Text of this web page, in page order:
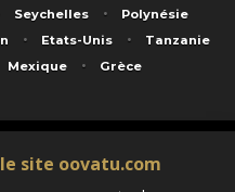
Seychelles
Polynésie
Etats-Unis
Tanzanie
Mexique Grèce
Picquart 75017 Paris - S.A.S
B 423 671 973 - Code APE 7911Z
financière Groupama - Agrément IATA
site oovatu.com